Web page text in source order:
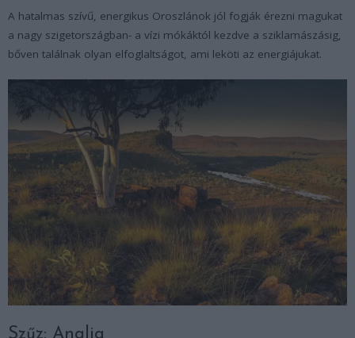
A hatalmas szívű, energikus Oroszlánok jól fogják érezni magukat
a nagy szigetországban- a vízi mókáktól kezdve a sziklamászásig,
bőven találnak olyan elfoglaltságot, ami leköti az energiájukat.
Szűz: Anglia